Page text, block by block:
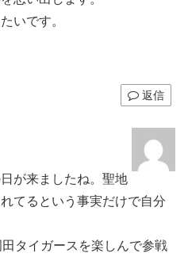
いです。
返信
が来ましたね。聖地
てるという事実だけで自分
タイガースを楽しんで参戦